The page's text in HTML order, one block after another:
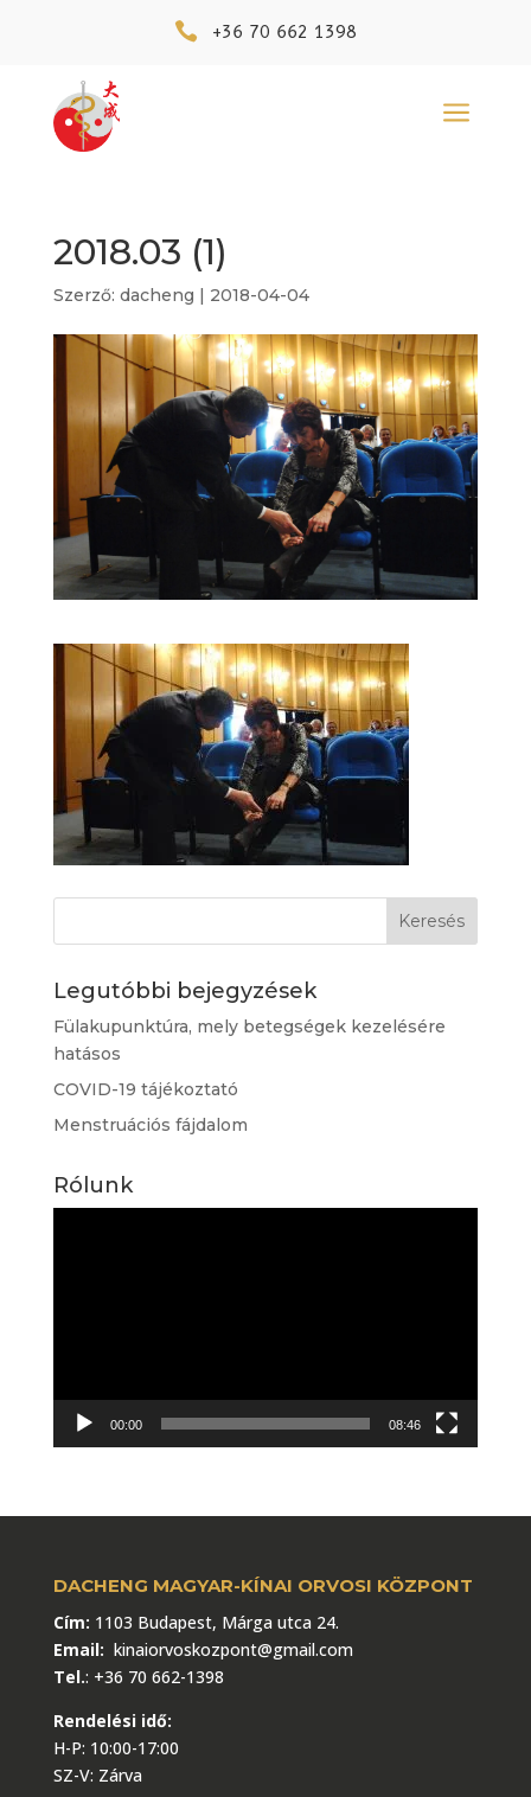
 +36 70 662 1398
a
2018.03 (1)
Szerző: dacheng | 2018-04-04
Legutóbbi bejegyzések
Fülakupunktúra, mely betegségek kezelésére
hatásos
COVID-19 tájékoztató
Menstruációs fájdalom
Rólunk
00:00 08:46
DACHENG MAGYAR-KÍNAI ORVOSI KÖZPONT
Cím: 1103 Budapest, Márga utca 24.
Email: kinaiorvoskozpont@gmail.com
Tel.: +36 70 662-1398
Rendelési idő:
H-P: 10:00-17:00
SZ-V: Zárva